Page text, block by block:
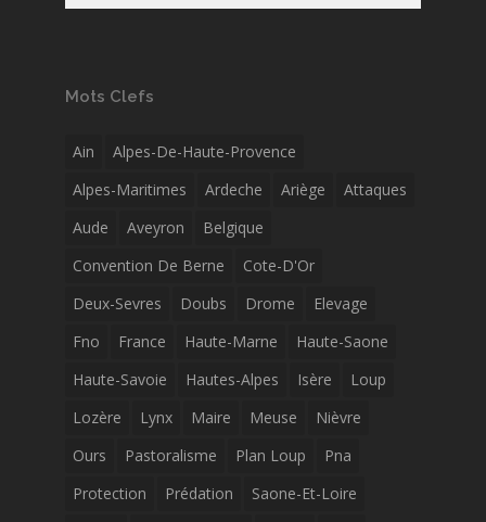
Mots Clefs
Ain
Alpes-De-Haute-Provence
Alpes-Maritimes
Ardeche Ariège
Attaques
Aude
Aveyron
Belgique
Convention De Berne
Cote-D'Or
Deux-Sevres
Doubs Drome
Elevage
Fno
France Haute-Marne
Haute-Saone
Haute-Savoie
Hautes-Alpes Isère
Loup
Lozère
Lynx Maire Meuse
Nièvre
Ours
Pastoralisme Plan Loup
Pna
Protection
Prédation
Saone-Et-Loire